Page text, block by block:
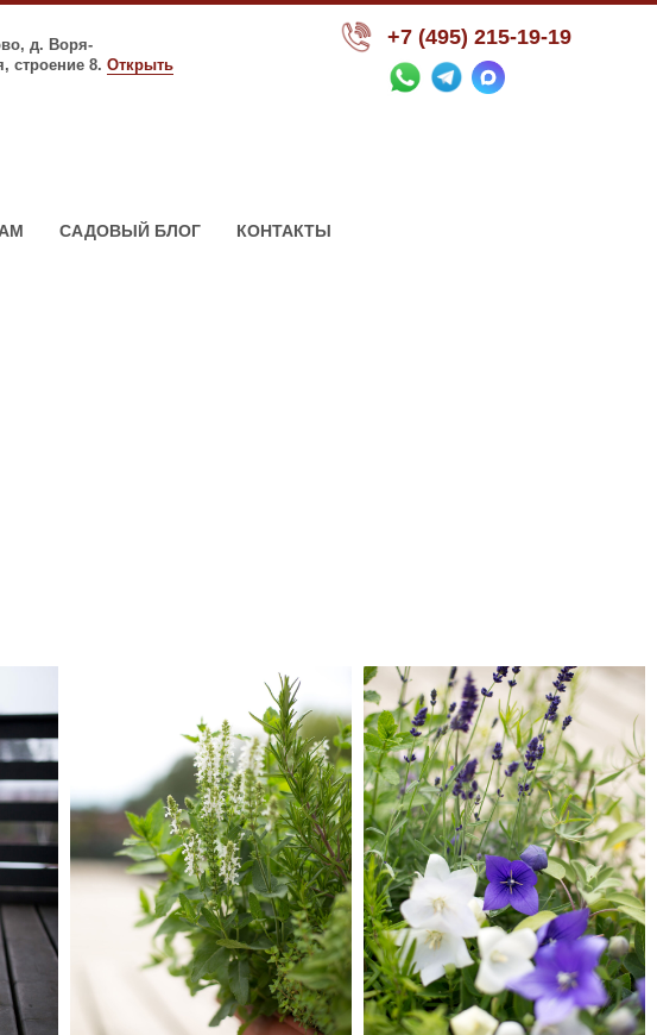
+7 (495) 215-19-19
д. Воря-
строение 8. Открыть
САДОВЫЙ БЛОГ КОНТАКТЫ